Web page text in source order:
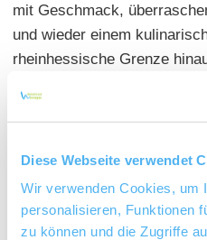
Diese Webseite verwendet
Wir verwenden Cookies, um
personalisieren, Funktionen
zu können und die Zugriffe
mit Geschmack,
und wieder einem
rheinhessische Grenze
Dazu servieren wir die